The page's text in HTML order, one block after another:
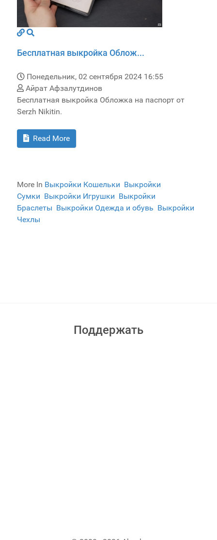
Бесплатная выкройка Облож...
Понедельник, 02 сентября 2024 16:55
Айрат Афзалутдинов
Бесплатная выкройка Обложка на паспорт от
Serzh Nikitin.
Read More
More In Выкройки Кошельки Выкройки
Сумки Выкройки Игрушки Выкройки
Браслеты Выкройки Одежда и обувь Выкройки
Чехлы
Поддержать